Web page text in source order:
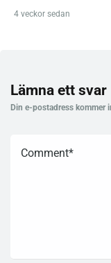
4 veckor sedan
Lämna ett svar
Din e-postadress kommer